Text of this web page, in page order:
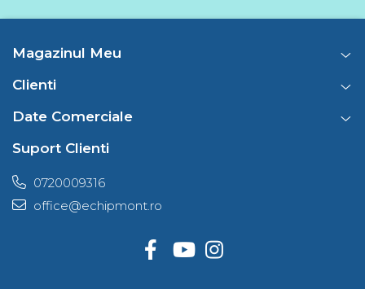
Magazinul Meu
Clienti
Date Comerciale
Suport Clienti
0720009316
office@echipmont.ro